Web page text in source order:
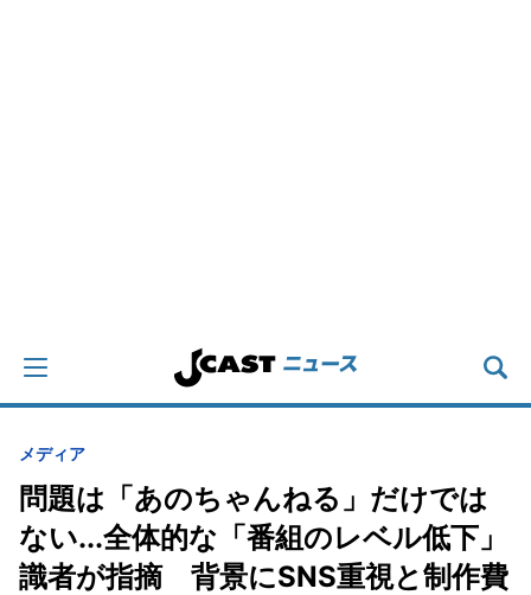
メディア
問題は「あのちゃんねる」だけでは
ない...全体的な「番組のレベル低下」
識者が指摘 背景にSNS重視と制作費